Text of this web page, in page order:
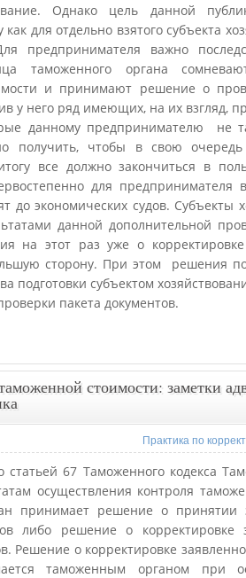
Однако цель данной
для отдельно взятого субъекта
предпринимателя важно
таможенного органа
и принимают решение о
у него ряд имеющих, на их взгляд,
данному предпринимателю не
получить, чтобы в свою
все должно закончиться в
для
до экономических судов. Субъекты
данной дополнительной
на этот раз уже о
сторону. При этом решения
подготовки субъектом
пакета документов.
стоимости: заметки
Практика по
статьей 67 Таможенного кодекса
осуществления контроля
принимает решение о принятии
либо решение о корректировке
Решение о корректировке
таможенным органом при